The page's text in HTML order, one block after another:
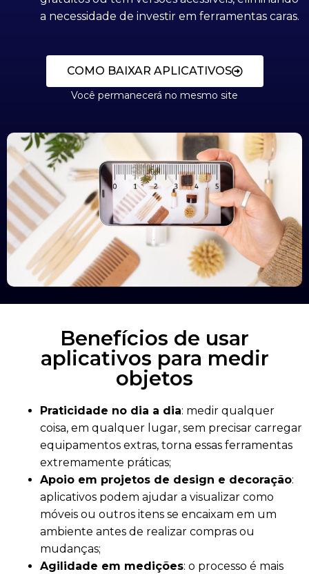
a necessidade de investir em ferramentas caras.
COMO BAIXAR APLICATIVOS
Você permanecerá no mesmo site
Benefícios de usar
aplicativos para medir
objetos
Praticidade no dia a dia: medir qualquer
coisa, em qualquer lugar, sem precisar carregar
equipamentos extras, torna essas ferramentas
extremamente práticas;
Apoio em projetos de design e decoração:
aplicativos podem ajudar a visualizar como
móveis ou outros itens se encaixam em um
ambiente antes de realizar compras ou
mudanças;
Agilidade em medições: o processo é mais